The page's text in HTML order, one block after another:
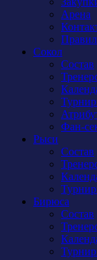
Арена
Сокол
Состав
Фан-
Рыси
Состав
Бирюса
Состав